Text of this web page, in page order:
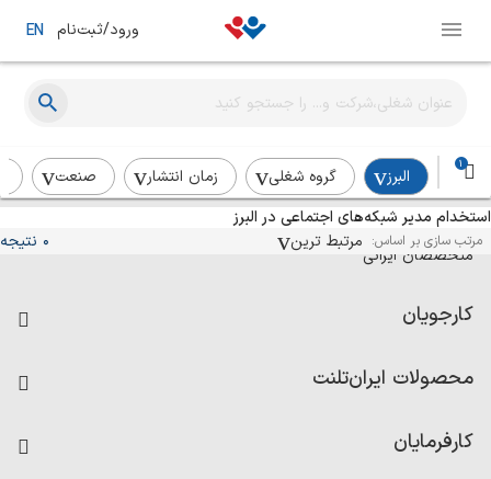
ورود/ثبت‌نام EN
1
البرز گروه شغلی زمان انتشار صنعت
استخدام مدیر شبکه‌های اجتماعی در البرز
مرتب سازی بر اساس: مرتبط ترین 0 نتیجه
آگهی‌های استخدام و همکاری برای
متخصصان ایرانی
کارجویان
رزومه ساز
امتیاز شرکت‌ها
محصولات ایران‌تلنت
کارفرمایان